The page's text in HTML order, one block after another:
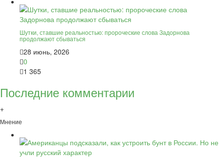
Шутки, ставшие реальностью: пророческие слова Задорнова
продолжают сбываться
28 июнь, 2026
0
1 365
Последние комментарии
+
Мнение